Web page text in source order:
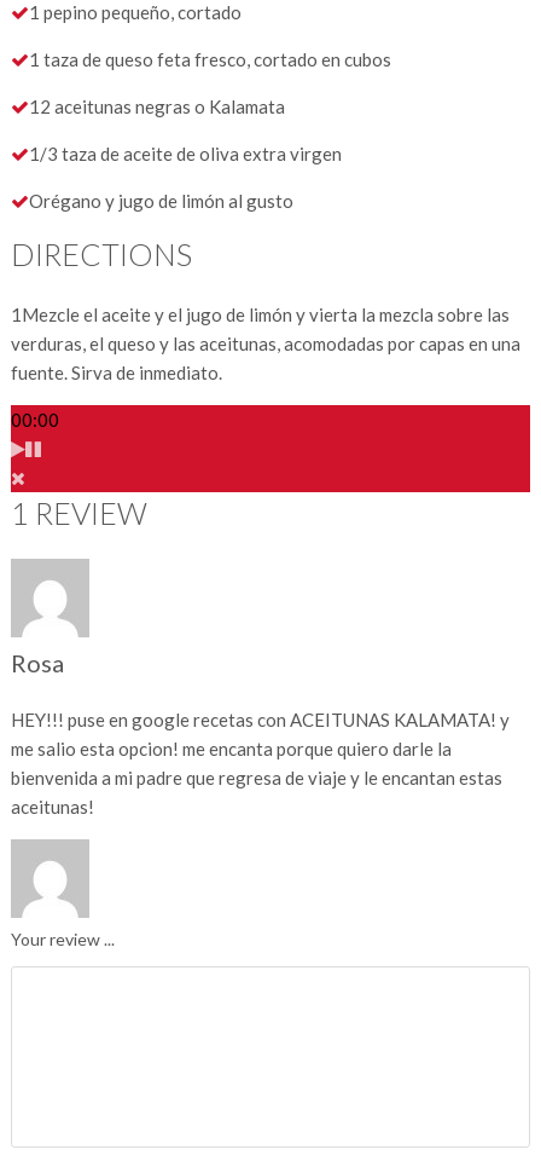
1 pepino pequeño, cortado
1 taza de queso feta fresco, cortado en cubos
12 aceitunas negras o Kalamata
1/3 taza de aceite de oliva extra virgen
Orégano y jugo de limón al gusto
DIRECTIONS
1Mezcle el aceite y el jugo de limón y vierta la mezcla sobre las
verduras, el queso y las aceitunas, acomodadas por capas en una
fuente. Sirva de inmediato.
00:00
1 REVIEW
Rosa
HEY!!! puse en google recetas con ACEITUNAS KALAMATA! y
me salio esta opcion! me encanta porque quiero darle la
bienvenida a mi padre que regresa de viaje y le encantan estas
aceitunas!
Your review ...